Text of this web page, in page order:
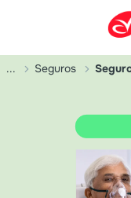
Saltar al contenido
... Seguros